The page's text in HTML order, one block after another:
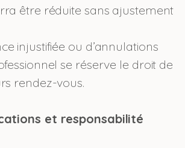
être réduite sans ajustement
injustifiée ou d’annulations
se réserve le droit de
rendez-vous.
et responsabilité